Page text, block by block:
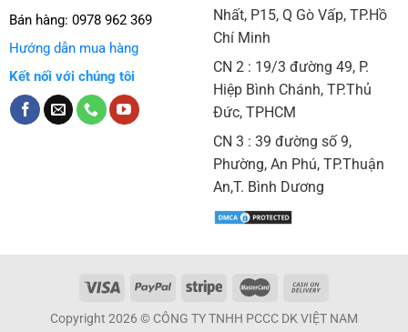
Bán hàng: 0978 962 369
Hướng dẫn mua hàng
Kết nối với chúng tôi
Nhất, P15, Q Gò Vấp, TP.Hồ
Chí Minh
CN 2 : 19/3 đường 49, P.
Hiệp Bình Chánh, TP.Thủ
Đức, TPHCM
CN 3 : 39 đường số 9,
Phường, An Phú, TP.Thuận
An,T. Bình Dương
Copyright 2026 © CÔNG TY TNHH PCCC DK VIỆT NAM